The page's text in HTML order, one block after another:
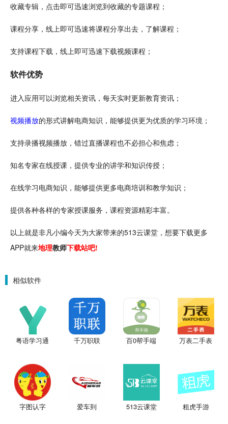
收藏专辑， 点击即可迅速浏览到收藏的专题课程；
课程分享，线上即可迅速将课程分享出去，了解课程；
支持课程下载，线上即可迅速下载视频课程；
软件优势
进入应用可以浏览相关资讯，每天实时更新教育资讯；
视频播放的形式讲解电商知识，能够提供更为优质的学习环境；
支持录播视频播放，错过直播课程也不必担心和焦虑；
知名专家在线授课，提供专业的讲学和知识传授；
在线学习电商知识，能够提供更多电商培训和教学知识 ；
提供各种各样的专家授课服务，课程资源精彩丰富。
以上就是非凡小编今天为大家带来的513云课堂，想要下载更多
APP就来地理教师下载站吧!
相似软件
粤语学习通 千万职联 百0帮手端 万表二手表
字图认字 爱车到 513云课堂 粗虎手游